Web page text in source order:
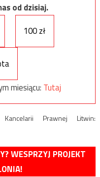
od dzisiaj.
100 zł
miesiącu: Tutaj
Prawnej Litwin:
WESPRZYJ PROJEKT